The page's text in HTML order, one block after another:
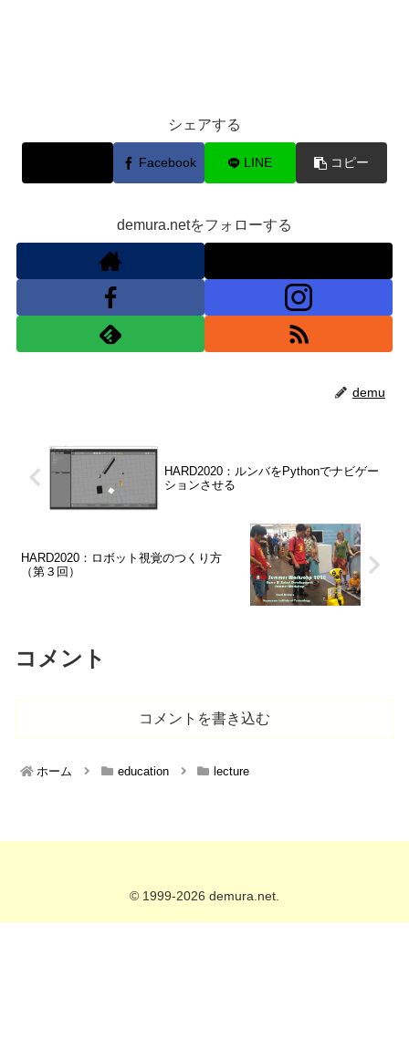
シェアする
Facebook LINE コピー
demura.netをフォローする
demu
HARD2020：ルンバをPythonでナビゲー
ションさせる
HARD2020：ロボット視覚のつくり方
（第３回）
コメント
コメントを書き込む
ホーム education lecture
© 1999-2026 demura.net.